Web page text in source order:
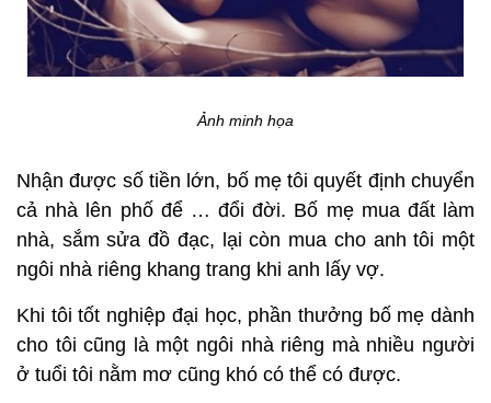
Ảnh minh họa
Nhận được số tiền lớn, bố mẹ tôi quyết định chuyển
cả nhà lên phố để … đổi đời. Bố mẹ mua đất làm
nhà, sắm sửa đồ đạc, lại còn mua cho anh tôi một
ngôi nhà riêng khang trang khi anh lấy vợ.
Khi tôi tốt nghiệp đại học, phần thưởng bố mẹ dành
cho tôi cũng là một ngôi nhà riêng mà nhiều người
ở tuổi tôi nằm mơ cũng khó có thể có được.